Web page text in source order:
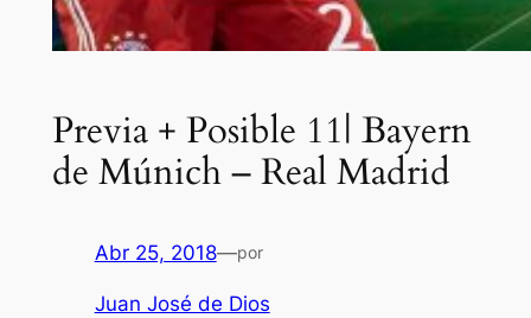
Previa + Posible 11| Bayern
de Múnich – Real Madrid
Abr 25, 2018—por
Juan José de Dios